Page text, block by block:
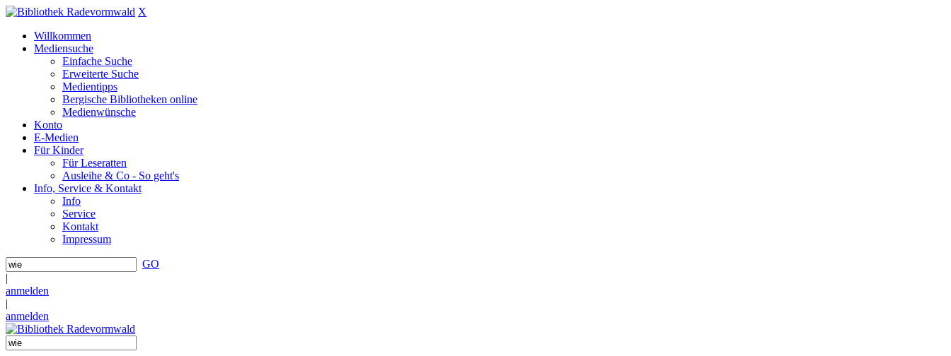
X
Willkommen
Mediensuche
Einfache Suche
Erweiterte Suche
Medientipps
Bergische Bibliotheken online
Medienwünsche
Konto
E-Medien
Für Kinder
Für Leseratten
Ausleihe & Co - So geht's
Info, Service & Kontakt
Info
Service
Kontakt
Impressum
GO
|
anmelden
|
anmelden